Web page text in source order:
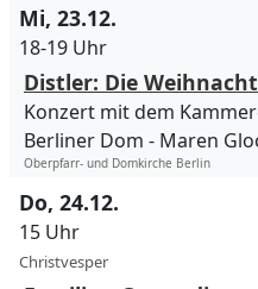
Mi, 23.12.
18-19 Uhr
Distler: Die
Konzert mit dem
Berliner Dom
Maren
Oberpfarr- und Domkirche Berlin
Do, 24.12.
15 Uhr
Christvesper